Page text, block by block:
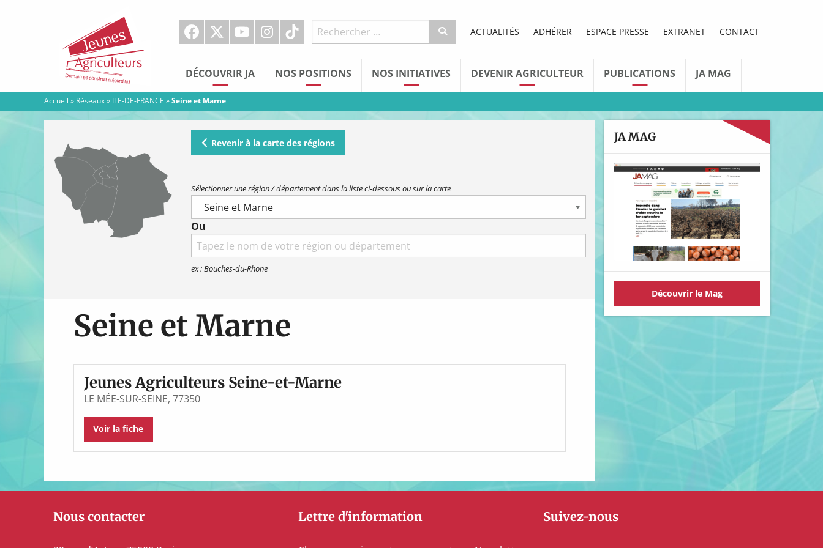
Agriculteurs
ACTUALITÉS ADHÉRER ESPACE PRESSE EXTRANET CONTACT
DÉCOUVRIR JA NOS POSITIONS NOS INITIATIVES DEVENIR AGRICULTEUR PUBLICATIONS JA MAG
Accueil » Réseaux» ILE-DE-FRANCE »Seine et Marne
Revenir à la carte des régions
Sélectionner une région / département dans la liste ci-dessous ou sur la carte
Ou
Search
for:
ex : Bouches-du-Rhone
Seine et Marne
Jeunes Agriculteurs Seine-et-Marne
LE MÉE-SUR-SEINE, 77350
Voir la fiche
JA MAG
Découvrir le Mag
Nous contacter Lettre d'information Suivez-nous